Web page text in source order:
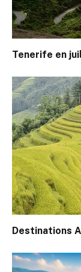
Tenerife en
Destinations